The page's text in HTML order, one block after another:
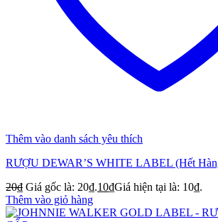
Thêm vào danh sách yêu thích
RƯỢU DEWAR’S WHITE LABEL (Hết
20₫ Giá gốc là: 20₫.10₫Giá hiện tại là: 10₫.
Thêm vào giỏ hàng